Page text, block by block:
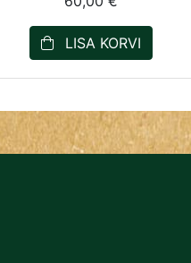
LISA KORVI